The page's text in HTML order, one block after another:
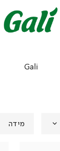
Gali
מידה